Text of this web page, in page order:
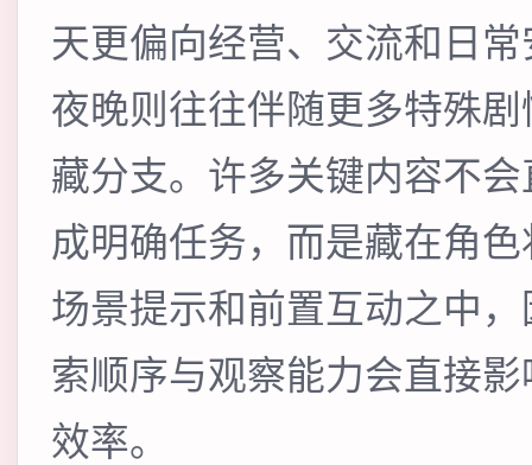
天更偏向经营、交流和日
夜晚则往往伴随更多特殊
藏分支。许多关键内容不
成明确任务，而是藏在角
场景提示和前置互动之中
索顺序与观察能力会直接
效率。